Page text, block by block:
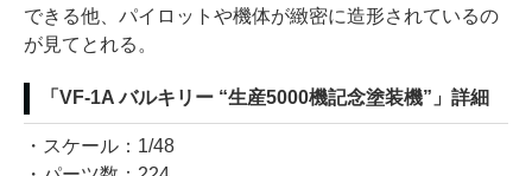
できる他、パイロットや機体が緻密に造形されているの
が見てとれる。
「VF-1A バルキリー “生産5000機記念塗装機”」詳細
・スケール：1/48